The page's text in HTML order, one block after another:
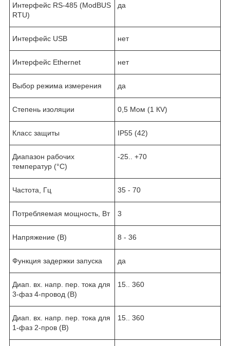
Интерфейс RS-485 (ModBUS
RTU)
да
Интерфейс USB нет
Интерфейс Ethernet нет
Выбор режима измерения да
Степень изоляции 0,5 Мом (1 КV)
Класс защиты IP55 (42)
Диапазон рабочих
температур (°C)
-25.. +70
Частота, Гц 35 - 70
Потребляемая мощность, Вт 3
Напряжение (В) 8 - 36
Функция задержки запуска да
Диап. вх. напр. пер. тока для
3-фаз 4-провод (В)
15.. 360
Диап. вх. напр. пер. тока для
1-фаз 2-пров (В)
15.. 360